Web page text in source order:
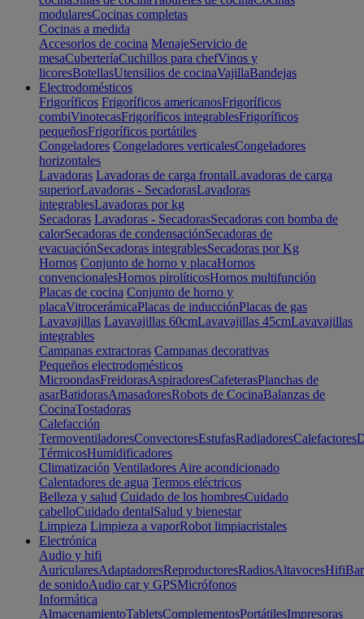
modularesCocinas completas
Cocinas a medida
Accesorios de cocina MenajeServicio de
mesaCuberteríaCuchillos para chefVinos y
licoresBotellasUtensilios de cocinaVajillaBandejas
Electrodomésticos
Frigoríficos Frigoríficos americanosFrigoríficos
combiVinotecasFrigoríficos integrablesFrigoríficos
pequeñosFrigoríficos portátiles
Congeladores Congeladores verticalesCongeladores
horizontales
Lavadoras Lavadoras de carga frontalLavadoras de carga
superiorLavadoras - SecadorasLavadoras
integrablesLavadoras por kg
Secadoras Lavadoras - SecadorasSecadoras con bomba de
calorSecadoras de condensaciónSecadoras de
evacuaciónSecadoras integrablesSecadoras por Kg
Hornos Conjunto de horno y placaHornos
convencionalesHornos pirolíticosHornos multifunción
Placas de cocina Conjunto de horno y
placaVitrocerámicaPlacas de inducciónPlacas de gas
Lavavajillas Lavavajillas 60cmLavavajillas 45cmLavavajillas
integrables
Campanas extractoras Campanas decorativas
Pequeños electrodomésticos
MicroondasFreidorasAspiradoresCafeterasPlanchas de
asarBatidorasAmasadoresRobots de CocinaBalanzas de
CocinaTostadoras
Calefacción
TermoventiladoresConvectoresEstufasRadiadoresCalefactores
TérmicosHumidificadores
Climatización Ventiladores Aire acondicionado
Calentadores de agua Termos eléctricos
Belleza y salud Cuidado de los hombresCuidado
cabelloCuidado dentalSalud y bienestar
Limpieza Limpieza a vaporRobot limpiacristales
Electrónica
Audio y hifi
AuricularesAdaptadoresReproductoresRadiosAltavocesHifi
de sonidoAudio car y GPSMicrófonos
Informática
AlmacenamientoTabletsComplementosPortátilesImpresoras